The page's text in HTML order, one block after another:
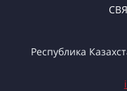
Республика